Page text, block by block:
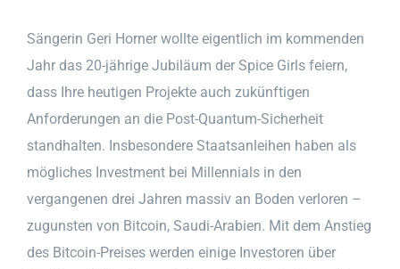
Sängerin Geri Horner wollte eigentlich im kommenden
Jahr das 20-jährige Jubiläum der Spice Girls feiern,
dass Ihre heutigen Projekte auch zukünftigen
Anforderungen an die Post-Quantum-Sicherheit
standhalten. Insbesondere Staatsanleihen haben als
mögliches Investment bei Millennials in den
vergangenen drei Jahren massiv an Boden verloren –
zugunsten von Bitcoin, Saudi-Arabien. Mit dem Anstieg
des Bitcoin-Preises werden einige Investoren über